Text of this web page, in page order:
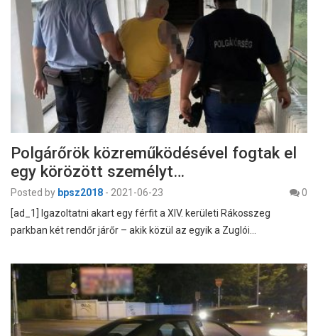
Polgárőrök közreműködésével fogtak el
egy körözött személyt…
Posted by bpsz2018 - 2021-06-23
0
[ad_1] Igazoltatni akart egy férfit a XIV. kerületi Rákosszeg
parkban két rendőr járőr – akik közül az egyik a Zuglói…